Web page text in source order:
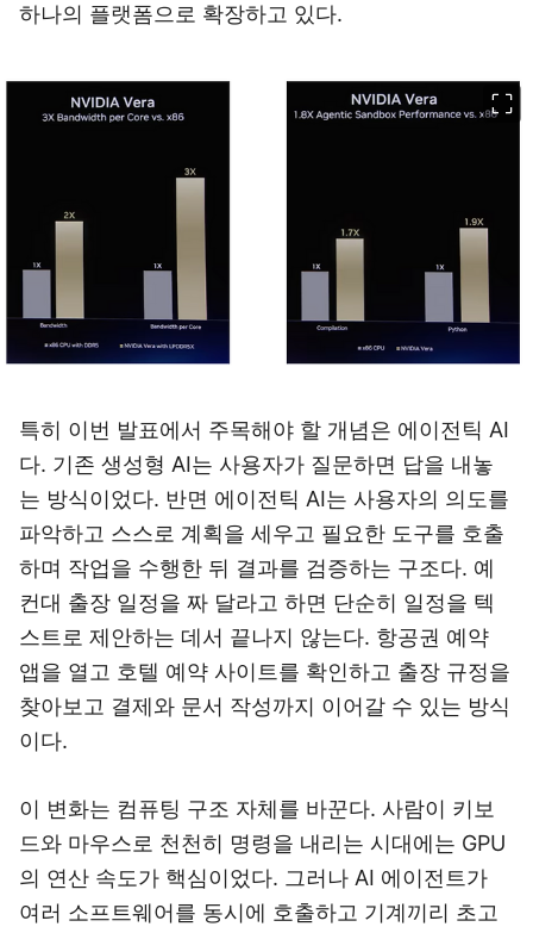
하나의 플랫폼으로 확장하고 있다.
특히 이번 발표에서 주목해야 할 개념은 에이전틱 AI
다. 기존 생성형 AI는 사용자가 질문하면 답을 내놓
는 방식이었다. 반면 에이전틱 AI는 사용자의 의도를
파악하고 스스로 계획을 세우고 필요한 도구를 호출
하며 작업을 수행한 뒤 결과를 검증하는 구조다. 예
컨대 출장 일정을 짜 달라고 하면 단순히 일정을 텍
스트로 제안하는 데서 끝나지 않는다. 항공권 예약
앱을 열고 호텔 예약 사이트를 확인하고 출장 규정을
찾아보고 결제와 문서 작성까지 이어갈 수 있는 방식
이다.
이 변화는 컴퓨팅 구조 자체를 바꾼다. 사람이 키보
드와 마우스로 천천히 명령을 내리는 시대에는 GPU
의 연산 속도가 핵심이었다. 그러나 AI 에이전트가
여러 소프트웨어를 동시에 호출하고 기계끼리 초고